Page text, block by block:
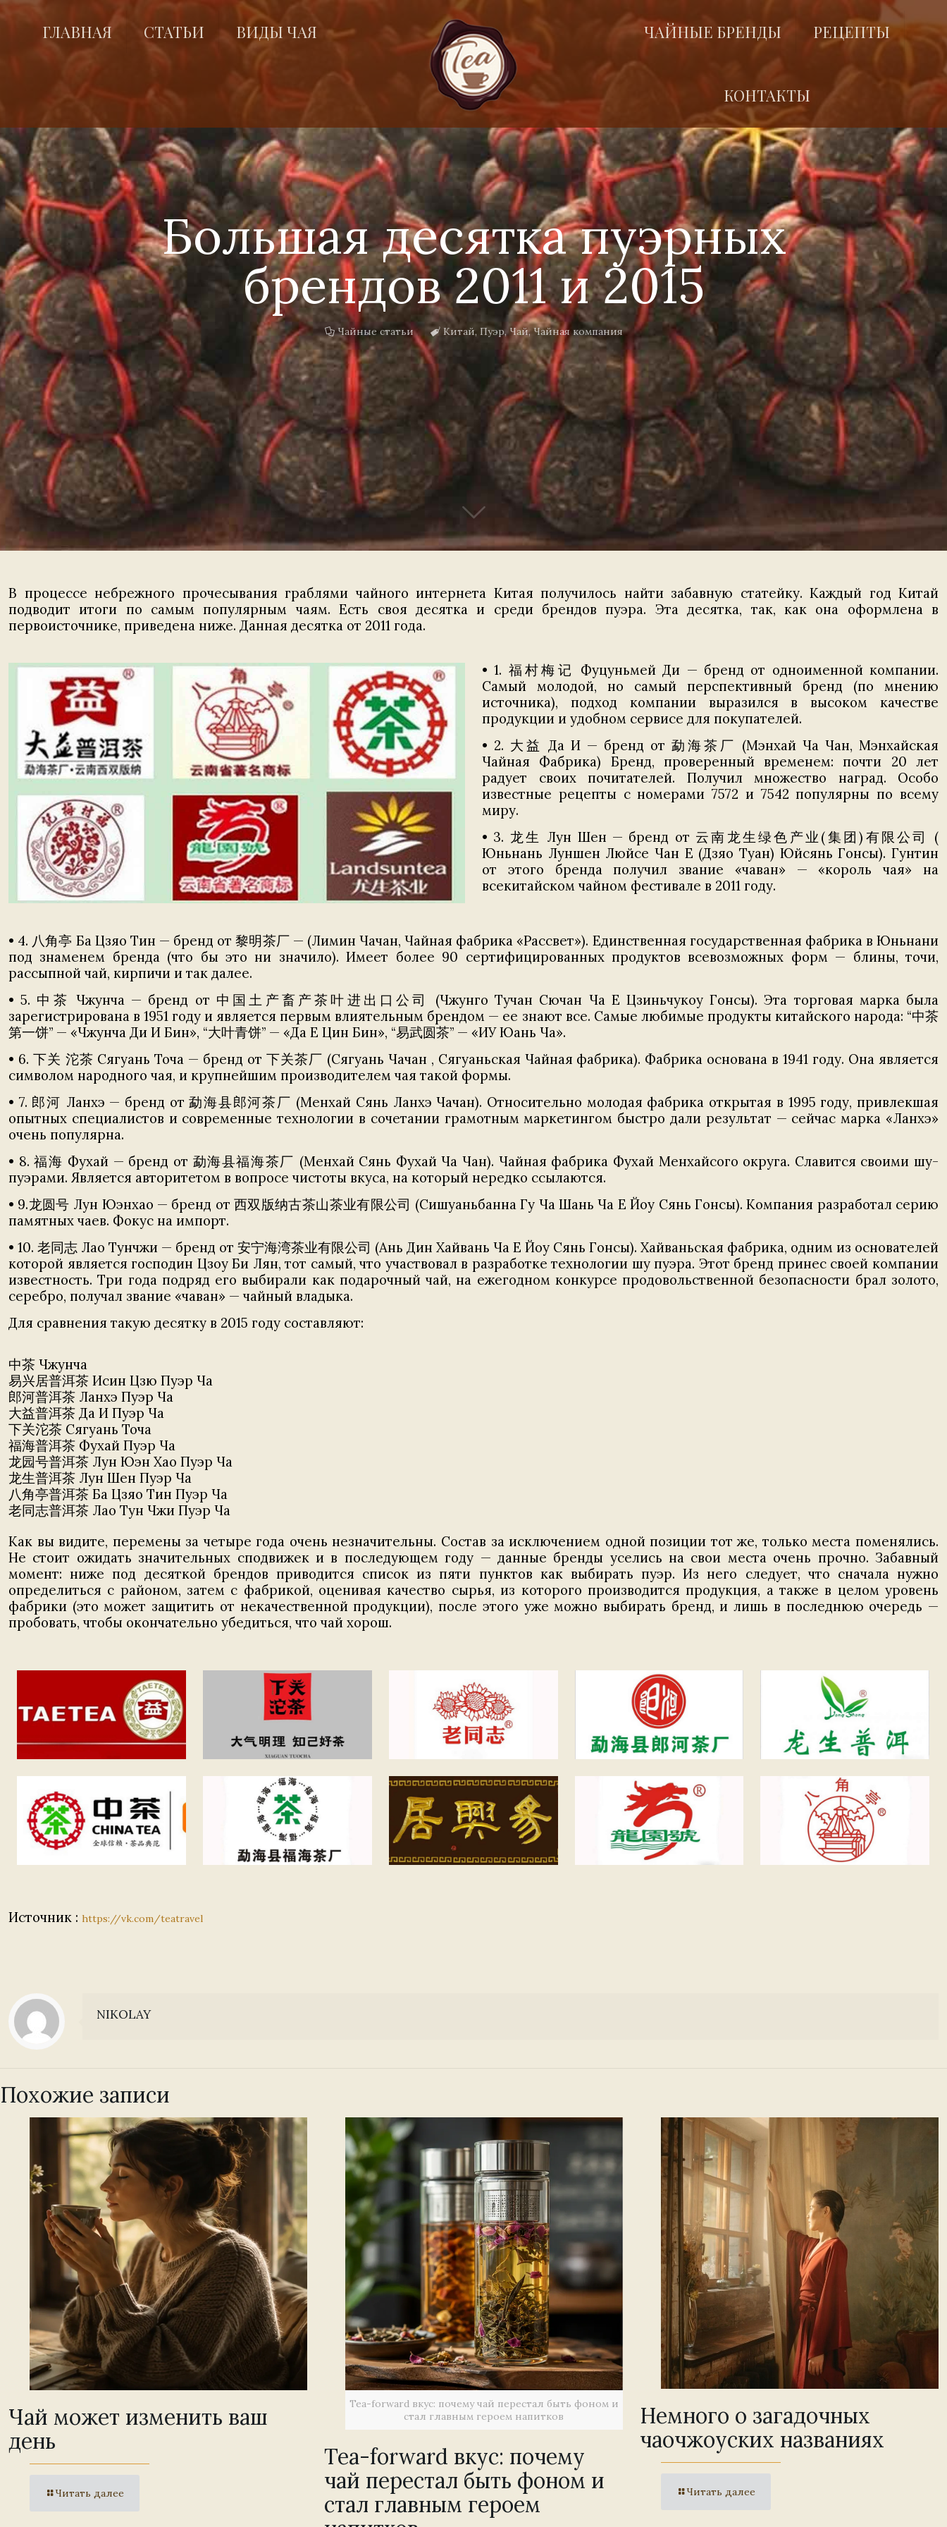
ГЛАВНАЯ СТАТЬИ ВИДЫ ЧАЯ ЧАЙНЫЕ БРЕНДЫ РЕЦЕПТЫ
КОНТАКТЫ
Большая десятка пуэрных
брендов 2011 и 2015
Чайные статьи Китай, Пуэр,Чай,Чайная компания
В процессе небрежного прочесывания граблями чайного интернета Китая получилось найти забавную статейку. Каждый год Китай
подводит итоги по самым популярным чаям. Есть своя десятка и среди брендов пуэра. Эта десятка, так, как она оформлена в
первоисточнике, приведена ниже. Данная десятка от 2011 года.
• 1. 福村梅记 Фуцуньмей Ди — бренд от одноименной компании.
Самый молодой, но самый перспективный бренд (по мнению
источника), подход компании выразился в высоком качестве
продукции и удобном сервисе для покупателей.
• 2. 大益 Да И — бренд от 勐海茶厂 (Мэнхай Ча Чан, Мэнхайская
Чайная Фабрика) Бренд, проверенный временем: почти 20 лет
радует своих почитателей. Получил множество наград. Особо
известные рецепты с номерами 7572 и 7542 популярны по всему
миру.
• 3. 龙生 Лун Шен — бренд от 云南龙生绿色产业(集团)有限公司 (
Юньнань Луншен Люйсе Чан Е (Дзяо Туан) Юйсянь Гонсы). Гунтин
от этого бренда получил звание «чаван» — «король чая» на
всекитайском чайном фестивале в 2011 году.
• 4. 八角亭 Ба Цзяо Тин — бренд от 黎明茶厂 — (Лимин Чачан, Чайная фабрика «Рассвет»). Единственная государственная фабрика в Юньнани
под знаменем бренда (что бы это ни значило). Имеет более 90 сертифицированных продуктов всевозможных форм — блины, точи,
рассыпной чай, кирпичи и так далее.
• 5. 中茶 Чжунча — бренд от 中国土产畜产茶叶进出口公司 (Чжунго Тучан Сючан Ча Е Цзиньчукоу Гонсы). Эта торговая марка была
зарегистрирована в 1951 году и является первым влиятельным брендом — ее знают все. Самые любимые продукты китайского народа: “中茶
第一饼” — «Чжунча Ди И Бин», “大叶青饼” — «Да Е Цин Бин», “易武圆茶” — «ИУ Юань Ча».
• 6. 下关 沱茶 Сягуань Точа — бренд от 下关茶厂 (Сягуань Чачан , Сягуаньская Чайная фабрика). Фабрика основана в 1941 году. Она является
символом народного чая, и крупнейшим производителем чая такой формы.
• 7. 郎河 Ланхэ — бренд от 勐海县郎河茶厂 (Менхай Сянь Ланхэ Чачан). Относительно молодая фабрика открытая в 1995 году, привлекшая
опытных специалистов и современные технологии в сочетании грамотным маркетингом быстро дали результат — сейчас марка «Ланхэ»
очень популярна.
• 8. 福海 Фухай — бренд от 勐海县福海茶厂 (Менхай Сянь Фухай Ча Чан). Чайная фабрика Фухай Менхайсого округа. Славится своими шу-
пуэрами. Является авторитетом в вопросе чистоты вкуса, на который нередко ссылаются.
• 9.龙圆号 Лун Юэнхао — бренд от 西双版纳古茶山茶业有限公司 (Сишуаньбанна Гу Ча Шань Ча Е Йоу Сянь Гонсы). Компания разработал серию
памятных чаев. Фокус на импорт.
• 10. 老同志 Лао Тунчжи — бренд от 安宁海湾茶业有限公司 (Ань Дин Хайвань Ча Е Йоу Сянь Гонсы). Хайваньская фабрика, одним из основателей
которой является господин Цзоу Би Лян, тот самый, что участвовал в разработке технологии шу пуэра. Этот бренд принес своей компании
известность. Три года подряд его выбирали как подарочный чай, на ежегодном конкурсе продовольственной безопасности брал золото,
серебро, получал звание «чаван» — чайный владыка.
Для сравнения такую десятку в 2015 году составляют:
中茶 Чжунча
易兴居普洱茶 Исин Цзю Пуэр Ча
郎河普洱茶 Ланхэ Пуэр Ча
大益普洱茶 Да И Пуэр Ча
下关沱茶 Сягуань Точа
福海普洱茶 Фухай Пуэр Ча
龙园号普洱茶 Лун Юэн Хао Пуэр Ча
龙生普洱茶 Лун Шен Пуэр Ча
八角亭普洱茶 Ба Цзяо Тин Пуэр Ча
老同志普洱茶 Лао Тун Чжи Пуэр Ча
Как вы видите, перемены за четыре года очень незначительны. Состав за исключением одной позиции тот же, только места поменялись.
Не стоит ожидать значительных сподвижек и в последующем году — данные бренды уселись на свои места очень прочно. Забавный
момент: ниже под десяткой брендов приводится список из пяти пунктов как выбирать пуэр. Из него следует, что сначала нужно
определиться с районом, затем с фабрикой, оценивая качество сырья, из которого производится продукция, а также в целом уровень
фабрики (это может защитить от некачественной продукции), после этого уже можно выбирать бренд, и лишь в последнюю очередь —
пробовать, чтобы окончательно убедиться, что чай хорош.
Источник : https://vk.com/teatravel
NIKOLAY
Похожие записи
Чай может изменить ваш
день
Читать далее
Tea-forward вкус: почему чай перестал быть фоном и
стал главным героем напитков
Tea-forward вкус: почему
чай перестал быть фоном и
стал главным героем
Немного о загадочных
чаочжоуских названиях
Читать далее